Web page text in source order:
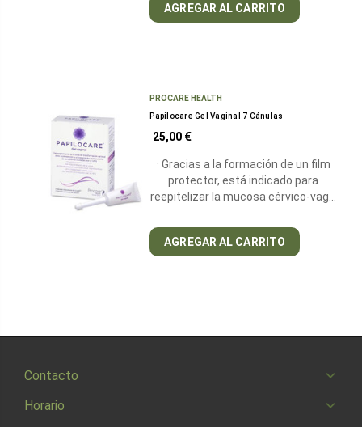
AGREGAR AL CARRITO
PROCARE HEALTH
Papilocare Gel Vaginal 7 Cánulas
25,00 €
· Gracias a la formación de un film
protector, está indicado para
reepitelizar la mucosa cérvico-vag…
AGREGAR AL CARRITO
Contacto
Horario